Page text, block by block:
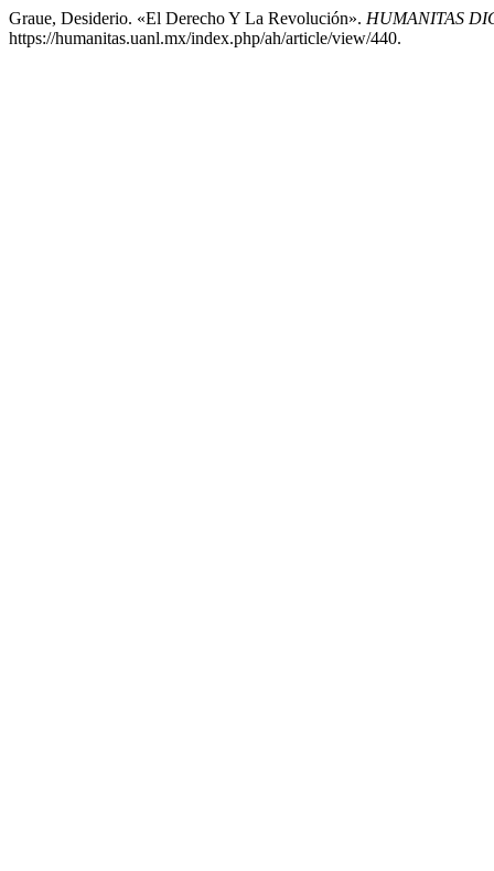
Graue, Desiderio. «El Derecho Y La Revolución». HUMANITAS
https://humanitas.uanl.mx/index.php/ah/article/view/440.